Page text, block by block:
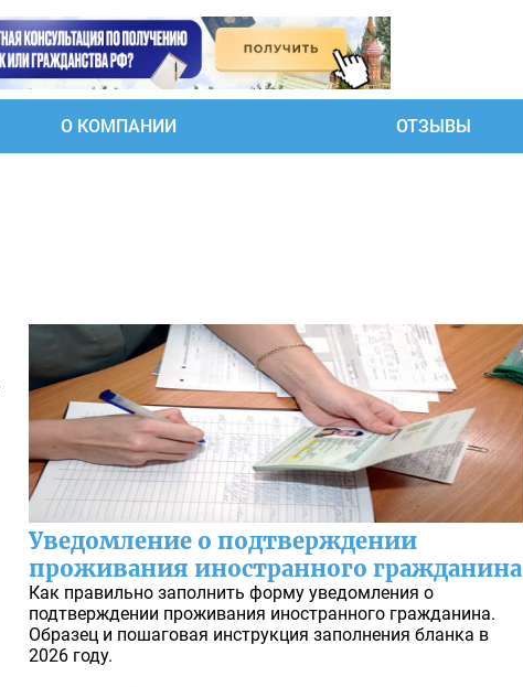
О КОМПАНИИ ОТЗЫВЫ
Уведомление о подтверждении
проживания иностранного гражданина
Как правильно заполнить форму уведомления о
подтверждении проживания иностранного гражданина.
Образец и пошаговая инструкция заполнения бланка в
2026 году.